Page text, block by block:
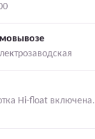
Hi-float включена.